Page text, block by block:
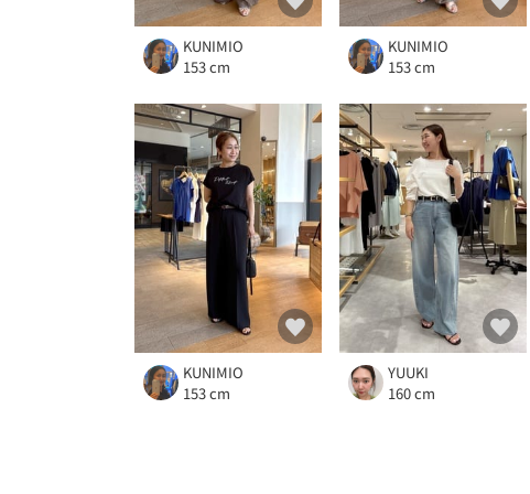
KUNIMIO
153 cm
KUNIMIO
153 cm
KUNIMIO
153 cm
YUUKI
160 cm